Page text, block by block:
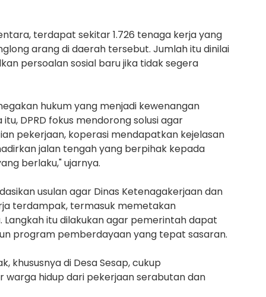
terdapat sekitar 1.726 tenaga kerja yang
arang di daerah tersebut. Jumlah itu dinilai
persoalan sosial baru jika tidak segera
hukum yang menjadi kewenangan
DPRD fokus mendorong solusi agar
pekerjaan, koperasi mendapatkan kejelasan
jalan tengah yang berpihak kepada
berlaku," ujarnya.
usulan agar Dinas Ketenagakerjaan dan
terdampak, termasuk memetakan
itu dilakukan agar pemerintah dapat
program pemberdayaan yang tepat sasaran.
khususnya di Desa Sesap, cukup
hidup dari pekerjaan serabutan dan